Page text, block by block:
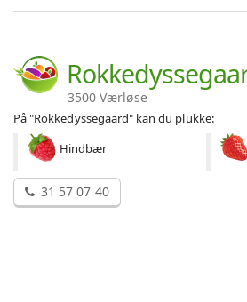
3500 Værløse
På "Rokkedyssegaard" kan du plukke:
Hindbær
31 57 07 40